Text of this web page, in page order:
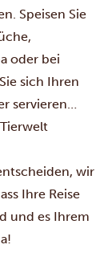
Speisen Sie
oder bei
sich Ihren
servieren…
wir
Ihre Reise
und es Ihrem